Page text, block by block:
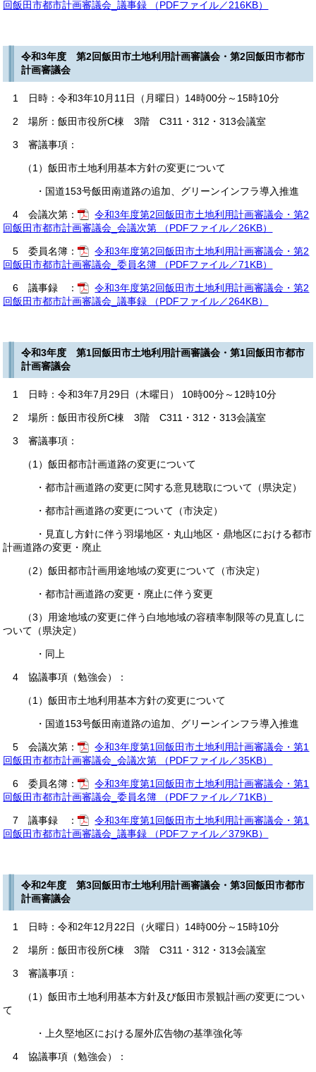
回飯田市都市計画審議会_議事録 （PDFファイル／216KB）
令和3年度 第2回飯田市土地利用計画審議会・第2回飯田市都市
計画審議会
1 日時：令和3年10月11日（月曜日）14時00分～15時10分
2 場所：飯田市役所C棟 3階 C311・312・313会議室
3 審議事項：
（1）飯田市土地利用基本方針の変更について
・国道153号飯田南道路の追加、グリーンインフラ導入推進
4 会議次第：
令和3年度第2回飯田市土地利用計画審議会・第2
回飯田市都市計画審議会_会議次第 （PDFファイル／26KB）
5 委員名簿：
令和3年度第2回飯田市土地利用計画審議会・第2
回飯田市都市計画審議会_委員名簿 （PDFファイル／71KB）
6 議事録 ：
令和3年度第2回飯田市土地利用計画審議会・第2
回飯田市都市計画審議会_議事録 （PDFファイル／264KB）
令和3年度 第1回飯田市土地利用計画審議会・第1回飯田市都市
計画審議会
1 日時：令和3年7月29日（木曜日） 10時00分～12時10分
2 場所：飯田市役所C棟 3階 C311・312・313会議室
3 審議事項：
（1）飯田都市計画道路の変更について
・都市計画道路の変更に関する意見聴取について（県決定）
・都市計画道路の変更について（市決定）
・見直し方針に伴う羽場地区・丸山地区・鼎地区における都市
計画道路の変更・廃止
（2）飯田都市計画用途地域の変更について（市決定）
・都市計画道路の変更・廃止に伴う変更
（3）用途地域の変更に伴う白地地域の容積率制限等の見直しに
ついて（県決定）
・同上
4 協議事項（勉強会）：
（1）飯田市土地利用基本方針の変更について
・国道153号飯田南道路の追加、グリーンインフラ導入推進
5 会議次第：
令和3年度第1回飯田市土地利用計画審議会・第1
回飯田市都市計画審議会_会議次第 （PDFファイル／35KB）
6 委員名簿：
令和3年度第1回飯田市土地利用計画審議会・第1
回飯田市都市計画審議会_委員名簿 （PDFファイル／71KB）
7 議事録 ：
令和3年度第1回飯田市土地利用計画審議会・第1
回飯田市都市計画審議会_議事録 （PDFファイル／379KB）
令和2年度 第3回飯田市土地利用計画審議会・第3回飯田市都市
計画審議会
1 日時：令和2年12月22日（火曜日）14時00分～15時10分
2 場所：飯田市役所C棟 3階 C311・312・313会議室
3 審議事項：
（1）飯田市土地利用基本方針及び飯田市景観計画の変更につい
て
・上久堅地区における屋外広告物の基準強化等
4 協議事項（勉強会）：